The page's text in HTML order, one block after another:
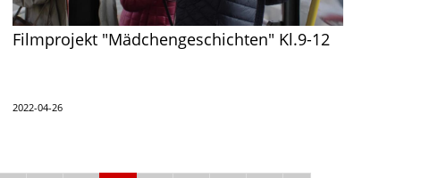
Filmprojekt "Mädchengeschichten" Kl.9-12
2022-04-26